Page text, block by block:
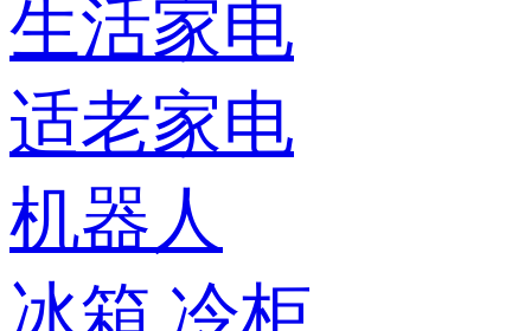
生活家电
适老家电
机器人
冰箱 冷柜